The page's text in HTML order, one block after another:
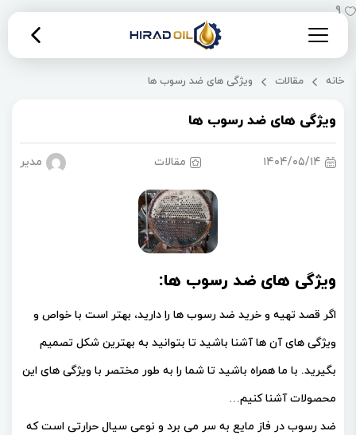
خانه مقالات ویژگی های ضد رسوب ها
ویژگی های ضد رسوب ها
۱۴۰۴/۰۵/۱۴ مقالات
9
ویژگی های ضد رسوب ها:
اگر قصد تهیه و خرید ضد رسوب ها را دارید، بهتر است با خواص و
ویژگی های آن ها آشنا باشید تا بتوانید به بهترین شکل تصمیم
بگیرید. با ما همراه باشید تا شما را به طور مختصر با ویژگی های این
محصولات آشنا کنیم…
ضد رسوب در فاز مایع به سر می برد و نوعی سیال حرارتی است که